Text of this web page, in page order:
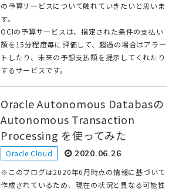
の予算サービスについて触れていきたいと思いま
す。
OCIの予算サービスは、指定された条件の支払い
額を15分程度毎に評価して、超過の場合はアラー
トしたり、未来の予想支払額を提示してくれたり
するサービスです。
Oracle Autonomous Databasの
Autonomous Transaction
Processing を使ってみた
Oracle Cloud 2020.06.26
※このブログは2020年6月時点の情報に基づいて
作成されているため、現在の状況と異なる可能性